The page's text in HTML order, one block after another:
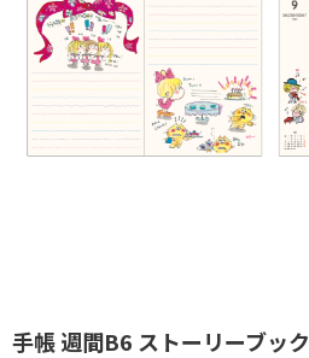
手帳 週間B6 ストーリーブック